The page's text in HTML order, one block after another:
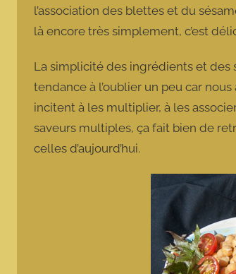
l’association des blettes et du
là encore très simplement, c’est
La simplicité des ingrédients et des
tendance à l’oublier un peu car
incitent à les multiplier, à les
saveurs multiples, ça fait bien de
celles d’aujourd’hui.